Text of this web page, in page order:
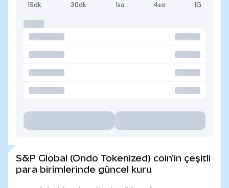
15dk 30dk 1sa 4sa 1G
S&P Global (Ondo Tokenized) coin'in çeşitli
para birimlerinde güncel kuru